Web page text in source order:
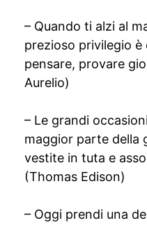
– Quando ti alzi al
prezioso privilegio è
pensare, provare
Aurelio)
– Le grandi
maggior parte della
vestite in tuta e
(Thomas Edison)
– Oggi prendi una